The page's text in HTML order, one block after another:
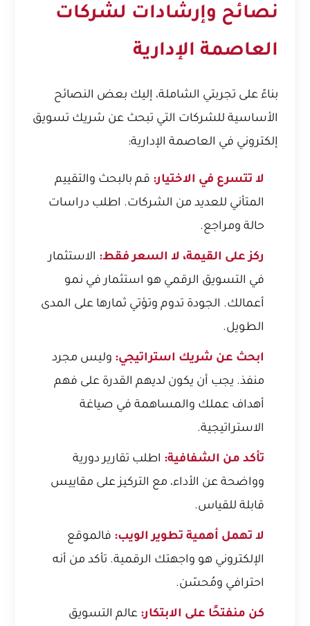
نصائح وإرشادات لشركات
العاصمة الإدارية
بناءً على تجربتي الشاملة، إليك بعض النصائح
الأساسية للشركات التي تبحث عن شريك تسويق
إلكتروني في العاصمة الإدارية:
لا تتسرع في الاختيار: قم بالبحث والتقييم
المتأني للعديد من الشركات. اطلب دراسات
حالة ومراجع.
ركز على القيمة، لا السعر فقط: الاستثمار
في التسويق الرقمي هو استثمار في نمو
أعمالك. الجودة تدوم وتؤتي ثمارها على المدى
الطويل.
ابحث عن شريك استراتيجي: وليس مجرد
منفذ. يجب أن يكون لديهم القدرة على فهم
أهداف عملك والمساهمة في صياغة
الاستراتيجية.
تأكد من الشفافية: اطلب تقارير دورية
وواضحة عن الأداء، مع التركيز على مقاييس
قابلة للقياس.
لا تهمل أهمية تطوير الويب: فالموقع
الإلكتروني هو واجهتك الرقمية. تأكد من أنه
احترافي ومُحسّن.
كن منفتحًا على الابتكار: عالم التسويق